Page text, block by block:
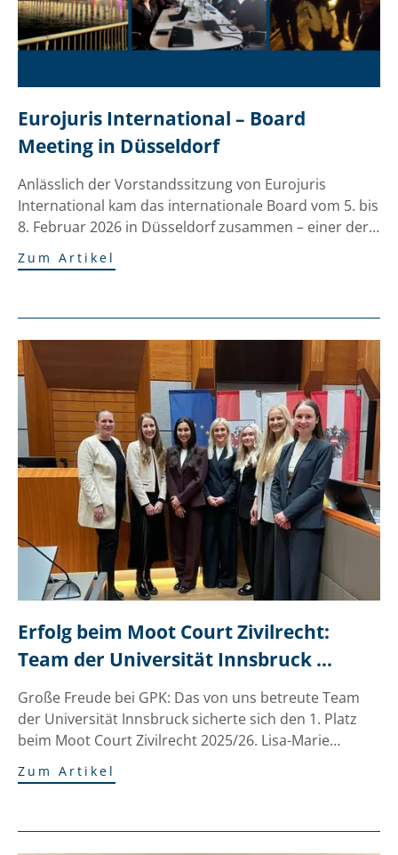
Eurojuris International – Board
Meeting in Düsseldorf
Anlässlich der Vorstandssitzung von Eurojuris
International kam das internationale Board vom 5. bis
8. Februar 2026 in Düsseldorf zusammen – einer der…
Zum Artikel
Erfolg beim Moot Court Zivilrecht:
Team der Universität Innsbruck
gewinnt Finale 2025/26
Große Freude bei GPK: Das von uns betreute Team
der Universität Innsbruck sicherte sich den 1. Platz
beim Moot Court Zivilrecht 2025/26. Lisa-Marie…
Zum Artikel